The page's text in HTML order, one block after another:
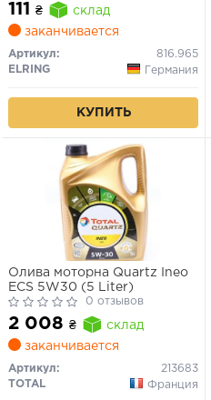
111 ₴
склад
заканчивается
Артикул:
816.965
ELRING
Германия
КУПИТЬ
Олива моторна Quartz Ineo
ECS 5W30 (5 Liter)
0 отзывов
2 008 ₴
склад
заканчивается
Артикул:
213683
TOTAL
Франция